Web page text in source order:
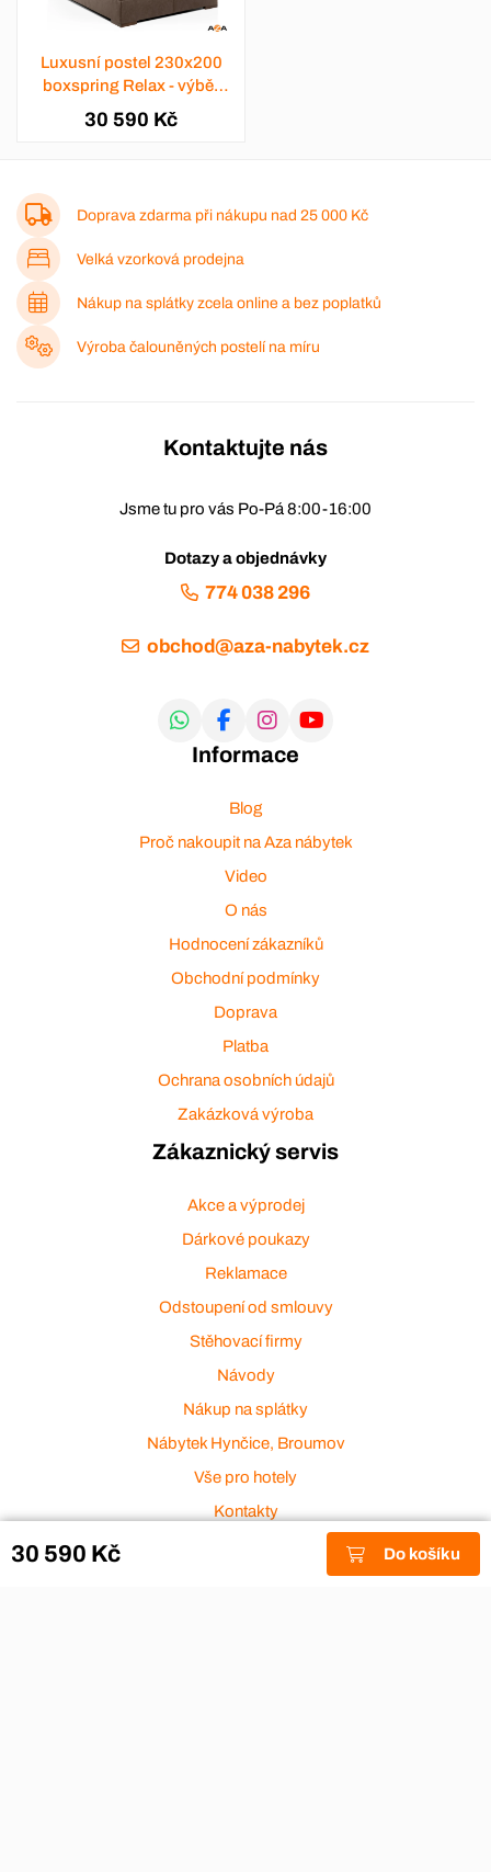
30 590 Kč Do košíku
Luxusní postel 230x200
boxspring Relax - výběr
barev
30 590 Kč
Doprava zdarma při nákupu nad 25 000 Kč
Velká vzorková prodejna
Nákup na splátky zcela online a bez poplatků
Výroba čalouněných postelí na míru
Kontaktujte nás
Jsme tu pro vás Po-Pá 8:00-16:00
Dotazy a objednávky
774 038 296
obchod@aza-nabytek.cz
Informace
Blog
Proč nakoupit na Aza nábytek
Video
O nás
Hodnocení zákazníků
Obchodní podmínky
Doprava
Platba
Ochrana osobních údajů
Zakázková výroba
Zákaznický servis
Akce a výprodej
Dárkové poukazy
Reklamace
Odstoupení od smlouvy
Stěhovací firmy
Návody
Nákup na splátky
Nábytek Hynčice, Broumov
Vše pro hotely
Kontakty
Přijímáme platební karty